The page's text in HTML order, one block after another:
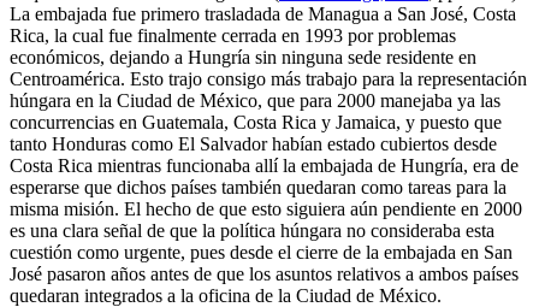
La embajada fue primero trasladada de Managua a San José, Costa
Rica, la cual fue finalmente cerrada en 1993 por problemas
económicos, dejando a Hungría sin ninguna sede residente en
Centroamérica. Esto trajo consigo más trabajo para la representación
húngara en la Ciudad de México, que para 2000 manejaba ya las
concurrencias en Guatemala, Costa Rica y Jamaica, y puesto que
tanto Honduras como El Salvador habían estado cubiertos desde
Costa Rica mientras funcionaba allí la embajada de Hungría, era de
esperarse que dichos países también quedaran como tareas para la
misma misión. El hecho de que esto siguiera aún pendiente en 2000
es una clara señal de que la política húngara no consideraba esta
cuestión como urgente, pues desde el cierre de la embajada en San
José pasaron años antes de que los asuntos relativos a ambos países
quedaran integrados a la oficina de la Ciudad de México.